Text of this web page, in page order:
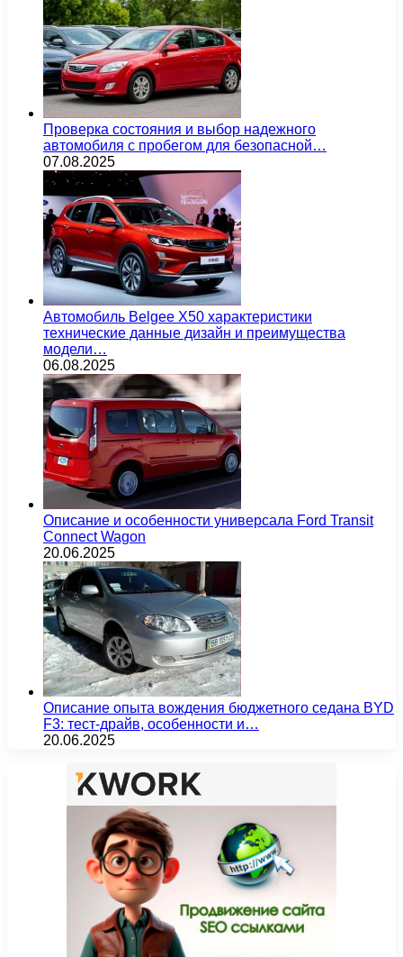
Проверка состояния и выбор надежного
автомобиля с пробегом для безопасной…
07.08.2025
Автомобиль Belgee X50 характеристики
технические данные дизайн и преимущества
модели…
06.08.2025
Описание и особенности универсала Ford Transit
Connect Wagon
20.06.2025
Описание опыта вождения бюджетного седана BYD
F3: тест-драйв, особенности и…
20.06.2025